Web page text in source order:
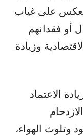
ينعكس على غياب
أو فقدانهم
وزيادة
الاعتماد
وتلوث الهواء،